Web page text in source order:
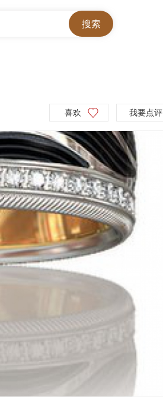
喜欢 我要点评